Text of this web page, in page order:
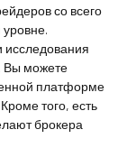
со всего
исследования
Вы можете
платформе
того, есть
брокера